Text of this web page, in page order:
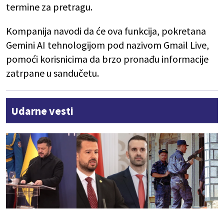
termine za pretragu.
Kompanija navodi da će ova funkcija, pokretana
Gemini AI tehnologijom pod nazivom Gmail Live,
pomoći korisnicima da brzo pronađu informacije
zatrpane u sandučetu.
Udarne vesti